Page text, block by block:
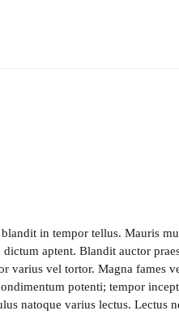
in tempor tellus. Mauris
aptent. Blandit auctor
vel tortor. Magna fames
potenti; tempor
natoque varius lectus. Lectus